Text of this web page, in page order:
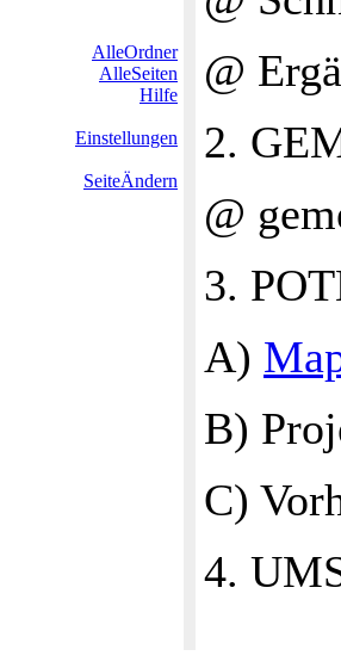
AlleOrdner
AlleSeiten
Hilfe
Einstellungen
SeiteÄndern
@
2.
@
3.
A)
B)
C)
4.